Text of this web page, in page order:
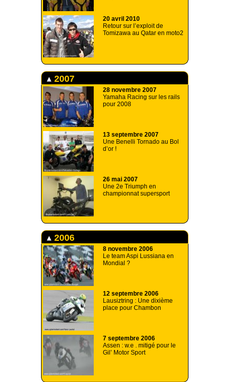
20 avril 2010
Retour sur l’exploit de
Tomizawa au Qatar en moto2
2007
28 novembre 2007
Yamaha Racing sur les rails
pour 2008
13 septembre 2007
Une Benelli Tornado au Bol
d’or !
26 mai 2007
Une 2e Triumph en
championnat supersport
2006
8 novembre 2006
Le team Aspi Lussiana en
Mondial ?
12 septembre 2006
Lausiztring : Une dixième
place pour Chambon
7 septembre 2006
Assen : w.e . mitigé pour le
Gil’ Motor Sport